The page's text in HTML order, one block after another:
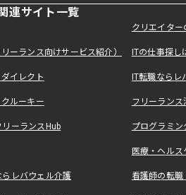
連サイト一覧
クリエイタ
ーランス向けサービス紹介） ITの仕事探
イレクト IT転職なら
ルーキー フリーラン
ーランスHub プログラミ
医療・ヘル
レバウェル介護 看護師の転